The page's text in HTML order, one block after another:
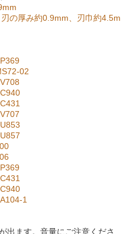
の厚み約0.9mm、刃巾約4.5m
02
1
ます。音量にご注意くださ